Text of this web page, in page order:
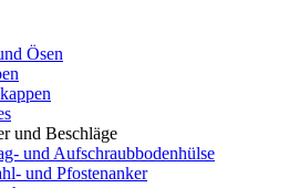
Ösen
und Beschläge
und Aufschraubbodenhülse
und Pfostenanker